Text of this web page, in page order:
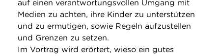
auf einen verantwortungsvollen Umgang mit
Medien zu achten, ihre Kinder zu unterstützen
und zu ermutigen, sowie Regeln aufzustellen
und Grenzen zu setzen.
Im Vortrag wird erörtert, wieso ein gutes